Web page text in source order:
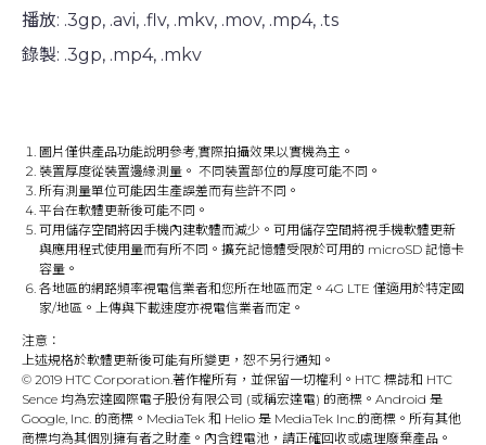
播放: .3gp, .avi, .flv, .mkv, .mov, .mp4, .ts
錄製: .3gp, .mp4, .mkv
圖片僅供產品功能說明參考,實際拍攝效果以實機為主。
裝置厚度從裝置邊緣測量。 不同裝置部位的厚度可能不同。
所有測量單位可能因生產誤差而有些許不同。
平台在軟體更新後可能不同。
可用儲存空間將因手機內建軟體而減少。可用儲存空間將視手機軟體更新
與應用程式使用量而有所不同。擴充記憶體受限於可用的 microSD 記憶卡
容量。
各地區的網路頻率視電信業者和您所在地區而定。4G LTE 僅適用於特定國
家/地區。上傳與下載速度亦視電信業者而定。
注意：
上述規格於軟體更新後可能有所變更，恕不另行通知。
© 2019 HTC Corporation.著作權所有，並保留一切權利。HTC 標誌和 HTC
Sence 均為宏達國際電子股份有限公司 (或稱宏達電) 的商標。Android 是
Google, Inc. 的商標。MediaTek 和 Helio 是 MediaTek Inc.的商標。所有其他
商標均為其個別擁有者之財產。內含鋰電池，請正確回收或處理廢棄產品。